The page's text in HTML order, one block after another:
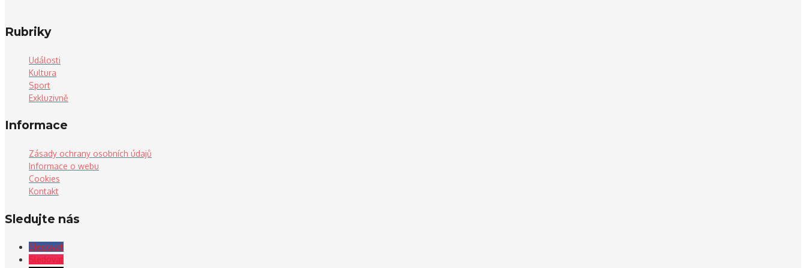
Rubriky
Události
Kultura
Sport
Exkluzivně
Informace
Zásady ochrany osobních údajů
Informace o webu
Cookies
Kontakt
Sledujte nás
Sledovat
Sledovat